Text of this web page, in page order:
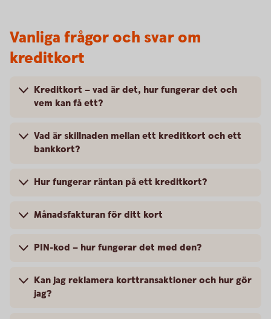
Vanliga frågor och svar om
kreditkort
Kreditkort – vad är det, hur fungerar det och
vem kan få ett?
Vad är skillnaden mellan ett kreditkort och ett
bankkort?
Hur fungerar räntan på ett kreditkort?
Månadsfakturan för ditt kort
PIN-kod – hur fungerar det med den?
Kan jag reklamera korttransaktioner och hur gör
jag?